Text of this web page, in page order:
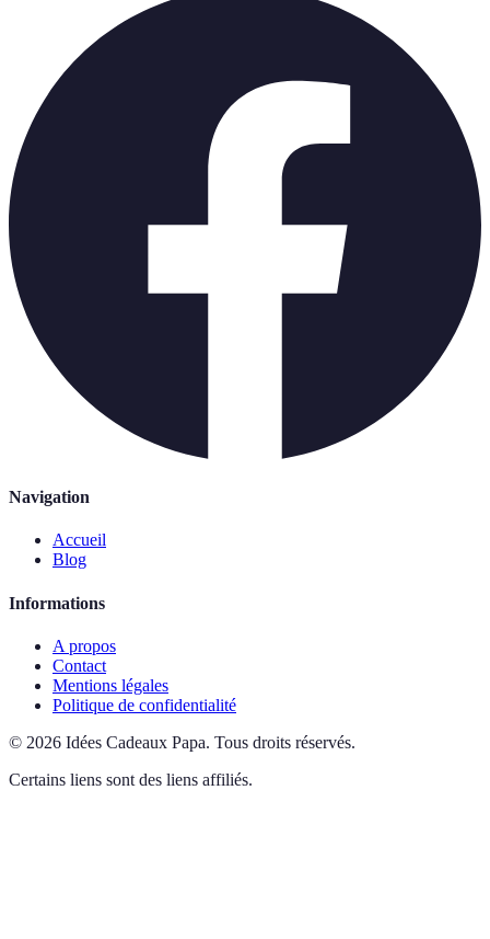
Navigation
Accueil
Blog
Informations
A propos
Contact
Mentions légales
Politique de confidentialité
© 2026 Idées Cadeaux Papa. Tous droits réservés.
Certains liens sont des liens affiliés.